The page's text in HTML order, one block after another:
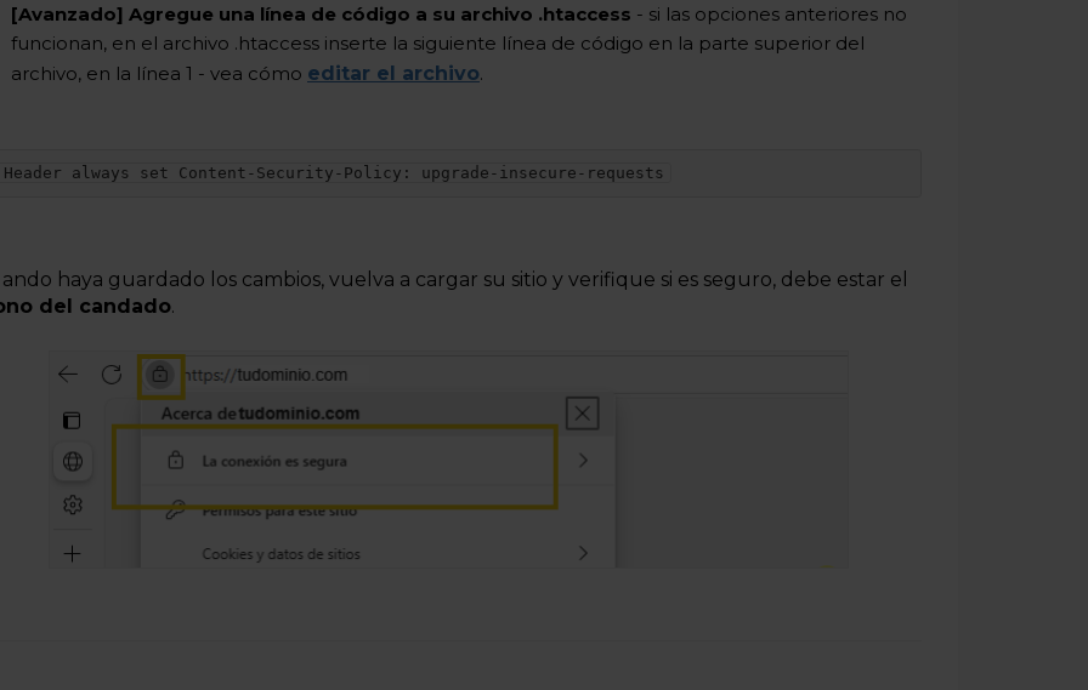
[Avanzado] Agregue una línea de código a su archivo .htaccess - si las opciones anteriores no
funcionan, en el archivo .htaccess inserte la siguiente línea de código en la parte superior del
archivo, en la línea 1 - vea cómo editar el archivo.
Header always set Content-Security-Policy: upgrade-insecure-requests
haya guardado los cambios, vuelva a cargar su sitio y verifique si es seguro, debe estar el
del candado.